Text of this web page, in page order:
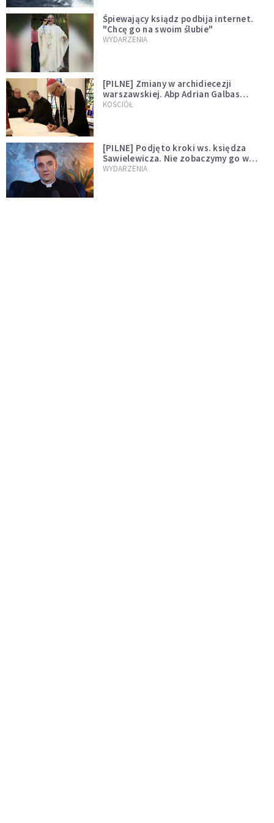
Śpiewający ksiądz podbija internet.
"Chcę go na swoim ślubie"
WYDARZENIA
[PILNE] Zmiany w archidiecezji
warszawskiej. Abp Adrian Galbas
wręczył dekrety nowym proboszczom
KOŚCIÓŁ
[PILNE] Podjęto kroki ws. księdza
Sawielewicza. Nie zobaczymy go w
mediach
WYDARZENIA